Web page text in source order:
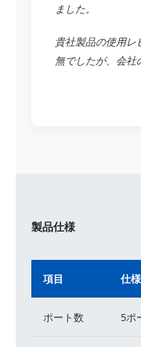
ました。
貴社製品の使用
無でしたが、会社
製品仕様
項目 仕様
ポート数 5ポ